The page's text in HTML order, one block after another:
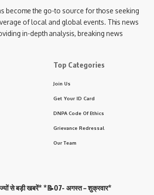
become the go-to source for those seeking
of local and global events. This news
in-depth analysis, breaking news
Top Categories
Join Us
Get Your ID Card
DNPA Code Of Ethics
Grievance Redressal
Our Team
से बड़ी खबरें* *📝07- अगस्त – शुक्रवार*